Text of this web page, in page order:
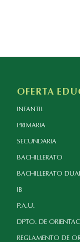
OFERTA
INFANTIL
PRIMARIA
SECUNDARIA
BACHILLERATO
BACHILLERATO DUAL
IB
P.A.U.
DPTO. DE
REGLAMENTO DE